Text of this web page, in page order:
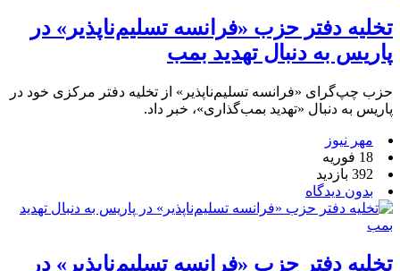
تخلیه دفتر حزب «فرانسه تسلیم‌ناپذیر» در
پاریس به دنبال تهدید بمب
حزب چپ‌گرای «فرانسه تسلیم‌ناپذیر» از تخلیه دفتر مرکزی خود در
پاریس به دنبال «تهدید بمب‌گذاری»، خبر داد.
مهر نیوز
18 فوریه
392 بازدید
بدون دیدگاه
تخلیه دفتر حزب «فرانسه تسلیم‌ناپذیر» در